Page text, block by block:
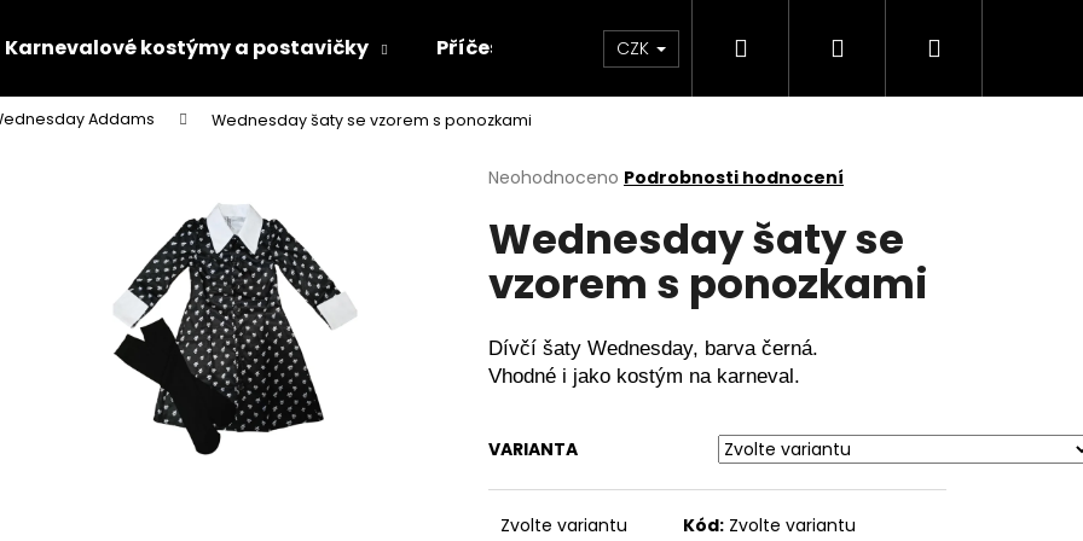
Karnevalové kostýmy a postavičky Příčesky a copy Menstruační kalhotky a plavky
CZK Hledat PřihlášeníNákupní
Addams Wednesday šaty se vzorem s ponozkami
Průměrné
produktu
je
z
hvězdiček.
Neohodnoceno Podrobnosti hodnocení
Wednesday šaty se
vzorem s ponozkami
Dívčí šaty Wednesday, barva černá.
Vhodné i jako kostým na karneval.
VARIANTA
Zvolte variantu Kód: Zvolte variantu
Co potřebujete najít?
Doporučujeme